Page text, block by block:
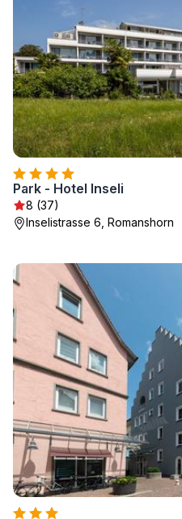
Park - Hotel Inseli
8 (37)
Inselistrasse 6, Romanshorn